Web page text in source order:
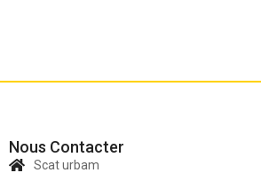
Nous Contacter
Scat urbam